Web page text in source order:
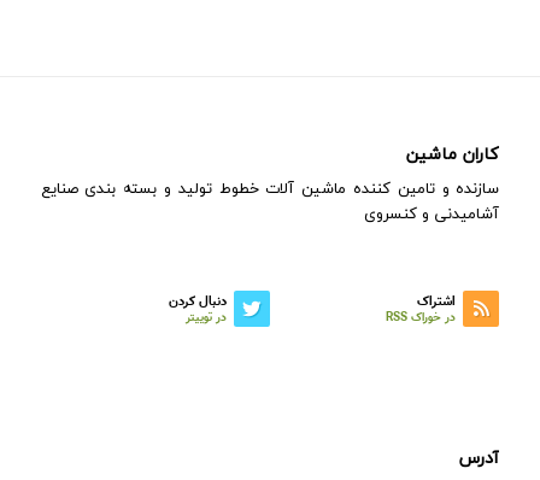
کاران ماشین
سازنده و تامین کننده ماشین آلات خطوط تولید و بسته بندی صنایع
آشامیدنی و کنسروی
دنبال کردن
در توییتر
اشتراک
در خوراک RSS
آدرس